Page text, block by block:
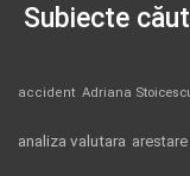
Subiecte
accident Adriana
analiza valutara